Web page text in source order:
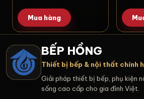
Mua hàng
BẾP HỒNG
Thiết bị bếp & nội thất chính
Giải pháp thiết bị bếp, phụ kiện
sống cao cấp cho gia đình Việt.